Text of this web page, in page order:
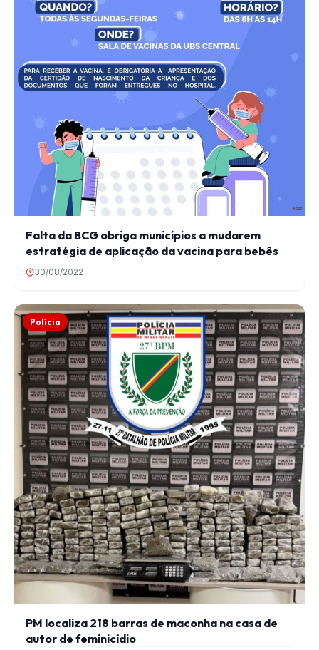
Falta da BCG obriga municípios a mudarem
estratégia de aplicação da vacina para bebês
30/08/2022
Polícia
PM localiza 218 barras de maconha na casa de
autor de feminicídio